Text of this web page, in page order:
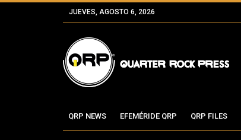
JUEVES, AGOSTO 6, 2026
QRP NEWS EFEMÉRIDE QRP QRP FILES